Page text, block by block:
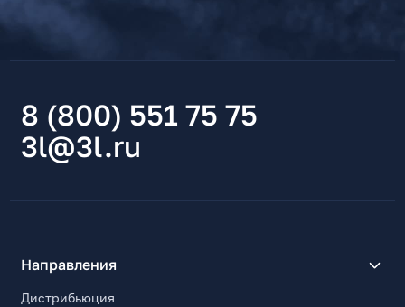
8 (800) 551 75 75
3l@3l.ru
Направления
Дистрибьюция